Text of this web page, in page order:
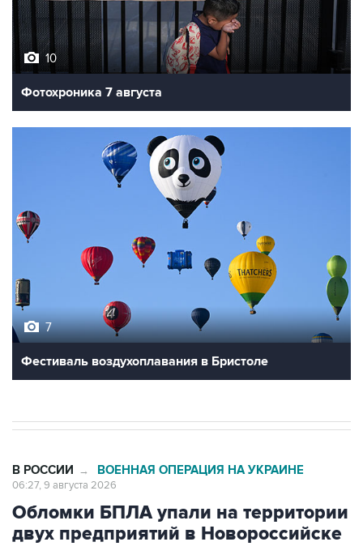
10
Фотохроника 7 августа
7
Фестиваль воздухоплавания в Бристоле
В РОССИИ → ВОЕННАЯ ОПЕРАЦИЯ НА УКРАИНЕ
06:27, 9 августа 2026
Обломки БПЛА упали на территории
двух предприятий в Новороссийске